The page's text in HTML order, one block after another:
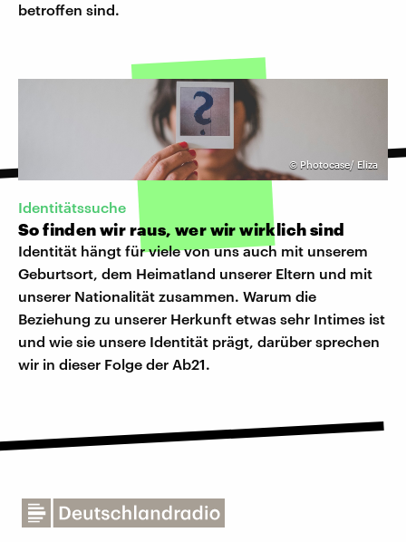
betroffen sind.
© Photocase/ Eliza
Identitätssuche
So finden wir raus, wer wir wirklich sind
Identität hängt für viele von uns auch mit unserem
Geburtsort, dem Heimatland unserer Eltern und mit
unserer Nationalität zusammen. Warum die
Beziehung zu unserer Herkunft etwas sehr Intimes ist
und wie sie unsere Identität prägt, darüber sprechen
wir in dieser Folge der Ab21.